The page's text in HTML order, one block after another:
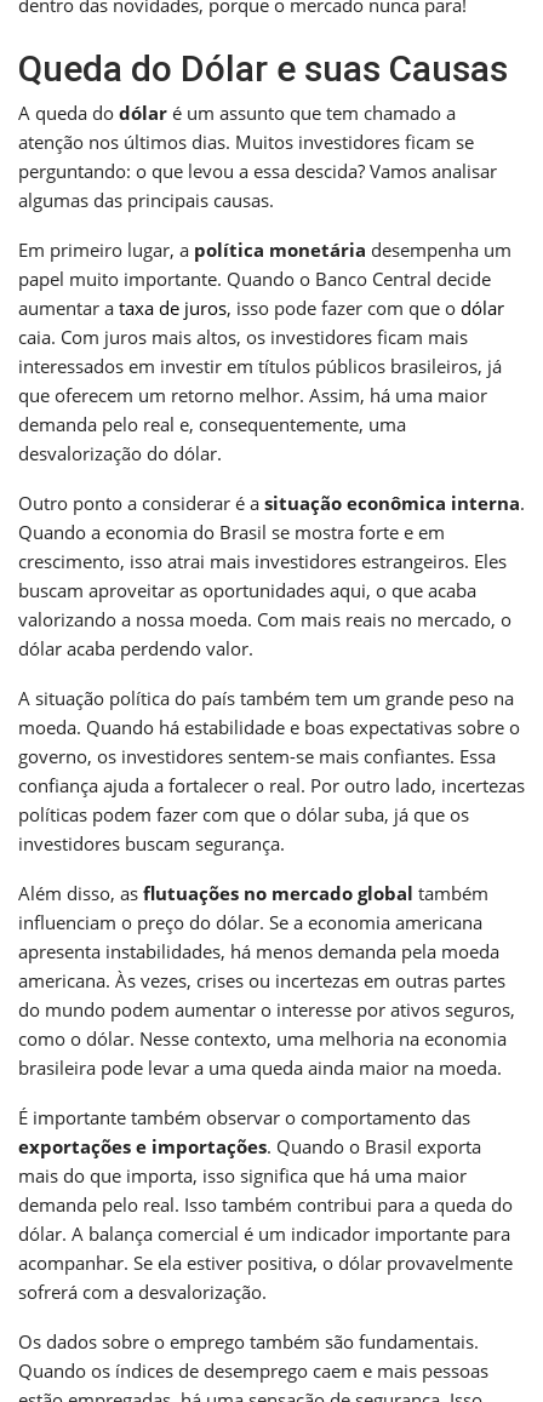
Queda do Dólar e suas Causas
A queda do dólar é um assunto que tem chamado a
atenção nos últimos dias. Muitos investidores ficam se
perguntando: o que levou a essa descida? Vamos analisar
algumas das principais causas.
Em primeiro lugar, a política monetária desempenha um
papel muito importante. Quando o Banco Central decide
aumentar a taxa de juros, isso pode fazer com que o dólar
caia. Com juros mais altos, os investidores ficam mais
interessados em investir em títulos públicos brasileiros, já
que oferecem um retorno melhor. Assim, há uma maior
demanda pelo real e, consequentemente, uma
desvalorização do dólar.
Outro ponto a considerar é a situação econômica interna.
Quando a economia do Brasil se mostra forte e em
crescimento, isso atrai mais investidores estrangeiros. Eles
buscam aproveitar as oportunidades aqui, o que acaba
valorizando a nossa moeda. Com mais reais no mercado, o
dólar acaba perdendo valor.
A situação política do país também tem um grande peso na
moeda. Quando há estabilidade e boas expectativas sobre o
governo, os investidores sentem-se mais confiantes. Essa
confiança ajuda a fortalecer o real. Por outro lado, incertezas
políticas podem fazer com que o dólar suba, já que os
investidores buscam segurança.
Além disso, as flutuações no mercado global também
influenciam o preço do dólar. Se a economia americana
apresenta instabilidades, há menos demanda pela moeda
americana. Às vezes, crises ou incertezas em outras partes
do mundo podem aumentar o interesse por ativos seguros,
como o dólar. Nesse contexto, uma melhoria na economia
brasileira pode levar a uma queda ainda maior na moeda.
É importante também observar o comportamento das
exportações e importações. Quando o Brasil exporta
mais do que importa, isso significa que há uma maior
demanda pelo real. Isso também contribui para a queda do
dólar. A balança comercial é um indicador importante para
acompanhar. Se ela estiver positiva, o dólar provavelmente
sofrerá com a desvalorização.
Os dados sobre o emprego também são fundamentais.
Quando os índices de desemprego caem e mais pessoas